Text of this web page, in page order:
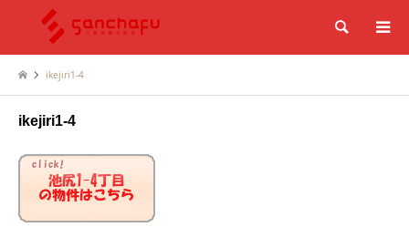
検索
ikejiri1-4
ikejiri1-4